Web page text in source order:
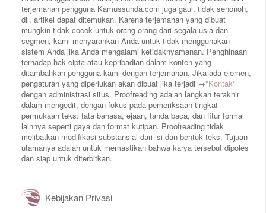
terjemahan pengguna Kamussunda.com juga gaul, tidak senonoh,
dll. artikel dapat ditemukan. Karena terjemahan yang dibuat
mungkin tidak cocok untuk orang-orang dari segala usia dan
segmen, kami menyarankan Anda untuk tidak menggunakan
sistem Anda jika Anda mengalami ketidaknyamanan. Penghinaan
terhadap hak cipta atau kepribadian dalam konten yang
ditambahkan pengguna kami dengan terjemahan. Jika ada elemen,
pengaturan yang diperlukan akan dibuat jika terjadi →"Kontak"
dengan administrasi situs. Proofreading adalah langkah terakhir
dalam mengedit, dengan fokus pada pemeriksaan tingkat
permukaan teks: tata bahasa, ejaan, tanda baca, dan fitur formal
lainnya seperti gaya dan format kutipan. Proofreading tidak
melibatkan modifikasi substansial dari isi dan bentuk teks. Tujuan
utamanya adalah untuk memastikan bahwa karya tersebut dipoles
dan siap untuk diterbitkan.
Kebijakan Privasi